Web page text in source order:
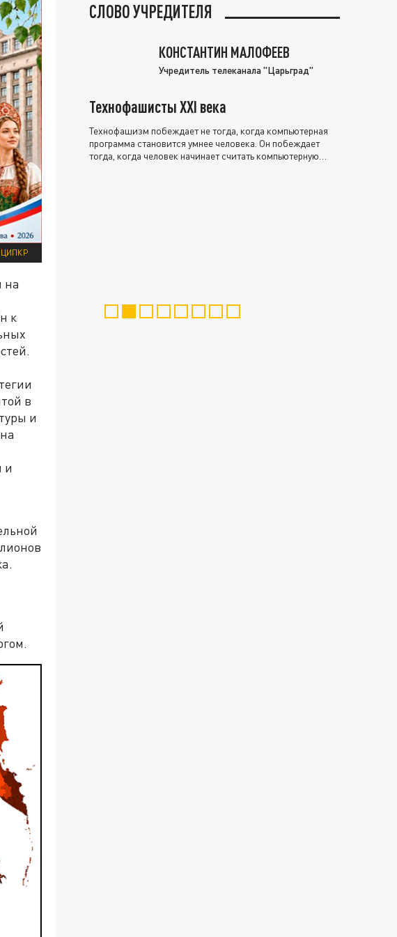
на
к
в
и
и
СЛОВО УЧРЕДИТЕЛЯ
КОНСТАНТИН МАЛОФЕЕВ
Учредитель телеканала "Царьград"
Технофашисты XXI века
Технофашизм побеждает не тогда, когда компьютерная
программа становится умнее человека. Он побеждает
тогда, когда человек начинает считать компьютерную